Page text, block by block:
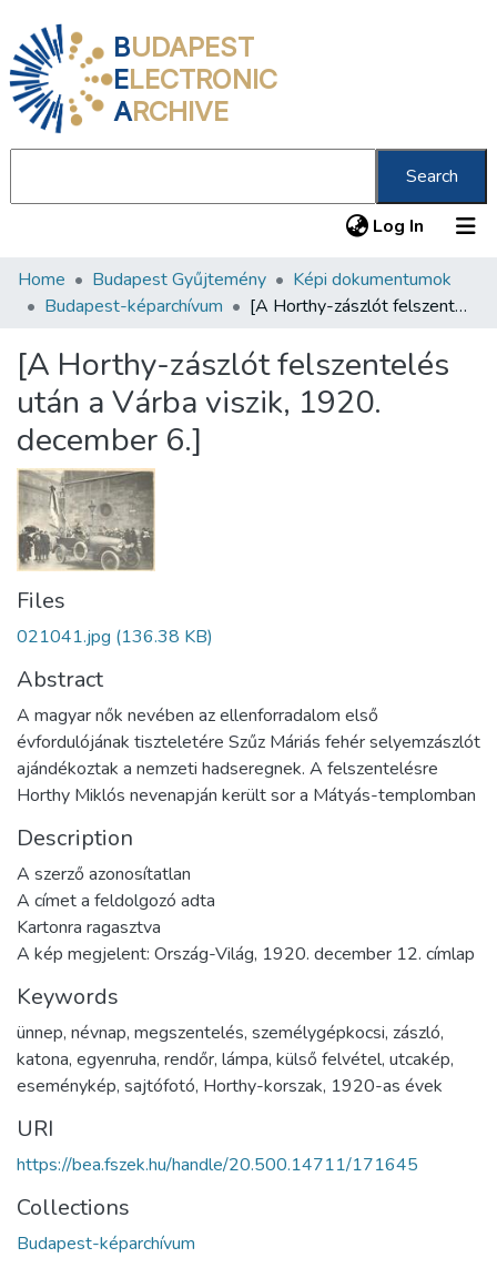
BUDAPEST
ELECTRONIC
ARCHIVE
Search
Log In (current)
Communities & Collections
Statistics
About us
Home Budapest Gyűjtemény
Képi dokumentumok
Budapest-képarchívum
[A Horthy-zászlót felszentelés után a Várba viszik, 1920. december 6.]
[A Horthy-zászlót felszentelés
után a Várba viszik, 1920.
december 6.]
Files
021041.jpg (136.38 KB)
Abstract
A magyar nők nevében az ellenforradalom első
évfordulójának tiszteletére Szűz Máriás fehér selyemzászlót
ajándékoztak a nemzeti hadseregnek. A felszentelésre
Horthy Miklós nevenapján került sor a Mátyás-templomban
Description
A szerző azonosítatlan
A címet a feldolgozó adta
Kartonra ragasztva
A kép megjelent: Ország-Világ, 1920. december 12. címlap
Keywords
ünnep, névnap, megszentelés, személygépkocsi, zászló,
katona, egyenruha, rendőr, lámpa, külső felvétel, utcakép,
eseménykép, sajtófotó, Horthy-korszak, 1920-as évek
URI
https://bea.fszek.hu/handle/20.500.14711/171645
Collections
Budapest-képarchívum